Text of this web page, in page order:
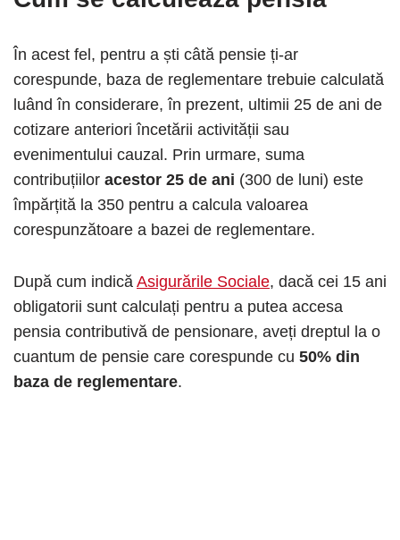
În acest fel, pentru a ști câtă pensie ți-ar
corespunde, baza de reglementare trebuie calculată
luând în considerare, în prezent, ultimii 25 de ani de
cotizare anteriori încetării activității sau
evenimentului cauzal. Prin urmare, suma
contribuțiilor acestor 25 de ani (300 de luni) este
împărțită la 350 pentru a calcula valoarea
corespunzătoare a bazei de reglementare.
După cum indică Asigurările Sociale, dacă cei 15 ani
obligatorii sunt calculați pentru a putea accesa
pensia contributivă de pensionare, aveți dreptul la o
cuantum de pensie care corespunde cu 50% din
baza de reglementare.